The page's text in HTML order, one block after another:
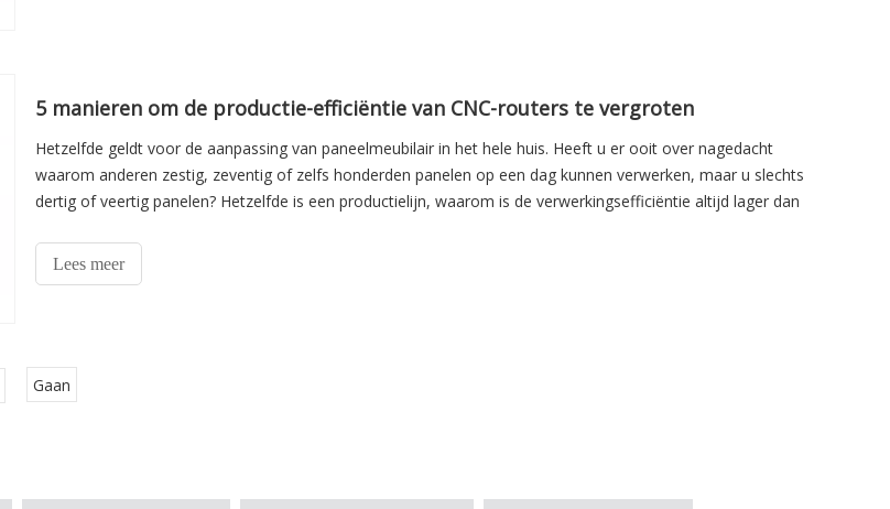
5 manieren om de productie-efficiëntie van CNC-routers te vergroten
Hetzelfde geldt voor de aanpassing van paneelmeubilair in het hele huis. Heeft u er ooit over nagedacht
waarom anderen zestig, zeventig of zelfs honderden panelen op een dag kunnen verwerken, maar u slechts
dertig of veertig panelen? Hetzelfde is een productielijn, waarom is de verwerkingsefficiëntie altijd lager dan
Lees meer
Gaan